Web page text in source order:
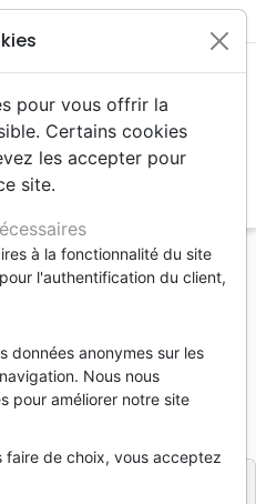
- Carnet de notes
du monde
9782853008815
pour vous offrir la
Certains cookies
les accepter pour
site.
à la fonctionnalité du site
l'authentification du client,
données anonymes sur les
Nous nous
pour améliorer notre site
faire de choix, vous acceptez